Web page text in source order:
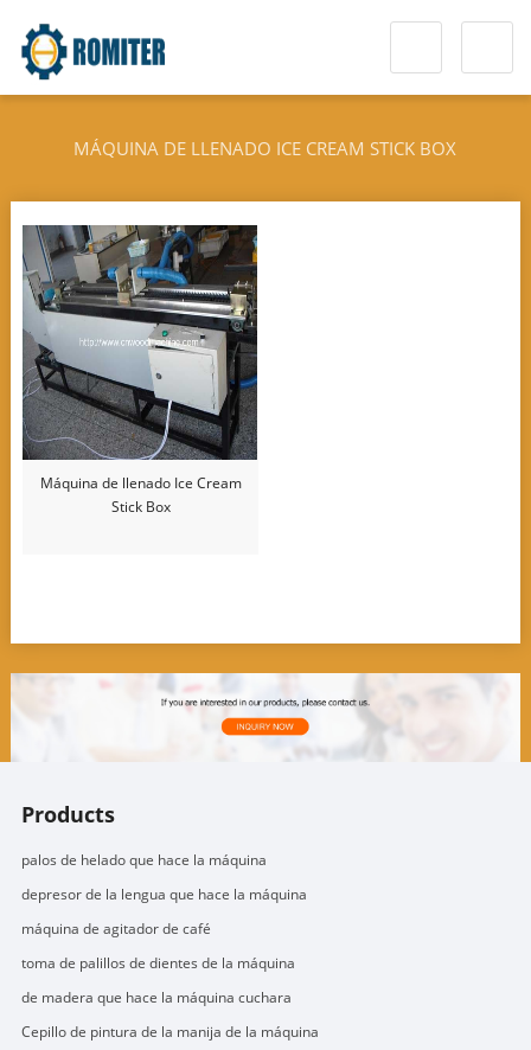
MÁQUINA DE LLENADO ICE CREAM STICK BOX
Máquina de llenado Ice Cream
Stick Box
Products
palos de helado que hace la máquina
depresor de la lengua que hace la máquina
máquina de agitador de café
toma de palillos de dientes de la máquina
de madera que hace la máquina cuchara
Cepillo de pintura de la manija de la máquina